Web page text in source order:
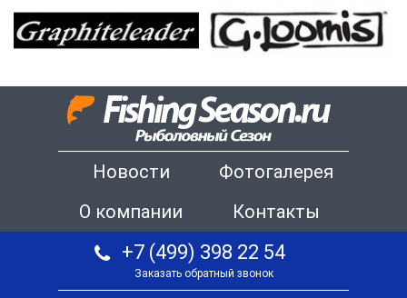
Новости
Фотогалерея
О компании
Контакты
+7 (499) 398 22 54
Заказать обратный звонок